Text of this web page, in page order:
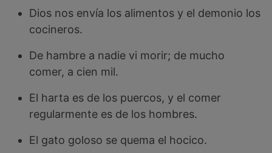
Dios nos envía los alimentos y el demonio los
cocineros.
De hambre a nadie vi morir; de mucho
comer, a cien mil.
El harta es de los puercos, y el comer
regularmente es de los hombres.
El gato goloso se quema el hocico.